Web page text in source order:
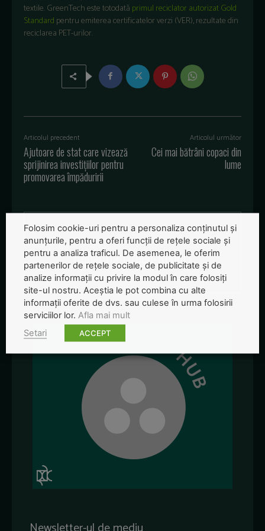
textile. GreenTech este totodată primul reciclator autorizat Gold
Standard pentru emiterea certificatelor verzi (VER), rezultate din
reciclarea PET-urilor.
Articolul precedent
Ajutoare de stat care vizează
sprijinirea investițiilor pentru
promovarea împăduririi
Articolul următor
Cei mai bătrâni copaci din
lume
Redactia-Green-Report
Folosim cookie-uri pentru a personaliza conținutul și
anunțurile, pentru a oferi funcții de rețele sociale și
pentru a analiza traficul. De asemenea, le oferim
partenerilor de rețele sociale, de publicitate și de
analize informații cu privire la modul în care folosiți
site-ul nostru. Aceștia le pot combina cu alte
informații oferite de dvs. sau culese în urma folosirii
serviciilor lor. Afla mai mult
Setari
ACCEPT